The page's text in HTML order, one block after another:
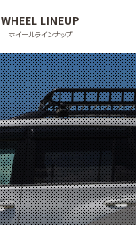
WHEEL LINEUP
ホイールラインナップ